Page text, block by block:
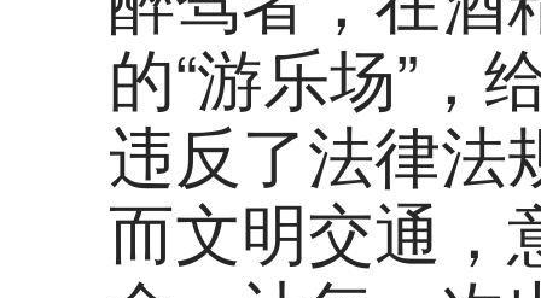
的“游乐场”，
违反了法律法
而文明交通，